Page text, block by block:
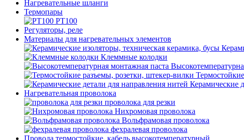
Нагревательные шланги
Термопары
PT100
Регуляторы, реле
Материалы для нагревательных элементов
Клеммные колодки
Керамические
Нагревательная проволока
проволока для резки
Нихромовая проволока
Вольфрамовая проволока
фехралевая проволока
Провода термостойкие, кабель высокотемпературный